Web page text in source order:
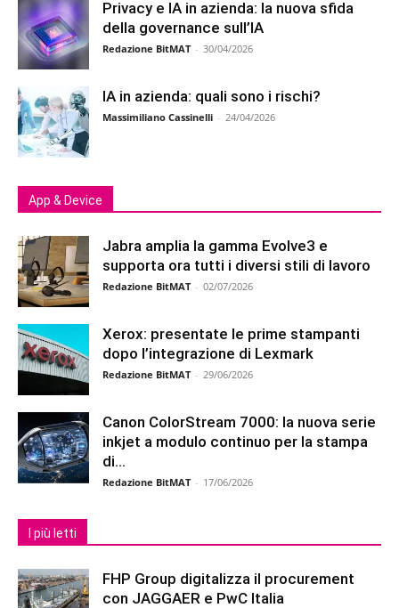
Privacy e IA in azienda: la nuova sfida
della governance sull’IA
Redazione BitMAT - 30/04/2026
IA in azienda: quali sono i rischi?
Massimiliano Cassinelli - 24/04/2026
App & Device
Jabra amplia la gamma Evolve3 e
supporta ora tutti i diversi stili di lavoro
Redazione BitMAT - 02/07/2026
Xerox: presentate le prime stampanti
dopo l’integrazione di Lexmark
Redazione BitMAT - 29/06/2026
Canon ColorStream 7000: la nuova serie
inkjet a modulo continuo per la stampa
di...
Redazione BitMAT - 17/06/2026
I più letti
FHP Group digitalizza il procurement
con JAGGAER e PwC Italia